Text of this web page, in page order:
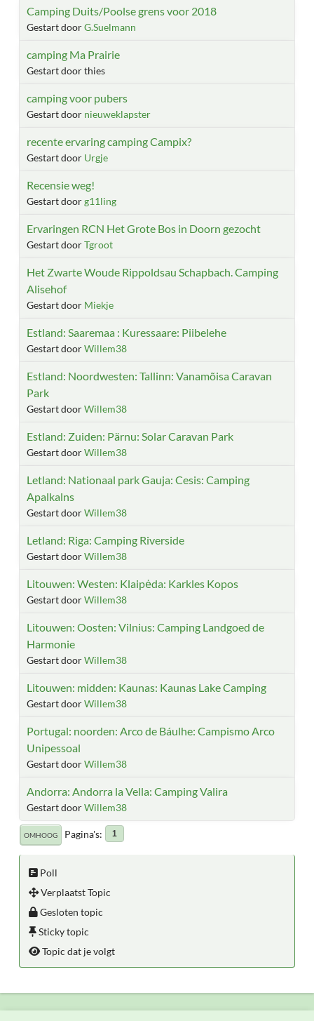
Camping Duits/Poolse grens voor 2018
Gestart doorG.Suelmann
camping Ma Prairie
Gestart door thies
camping voor pubers
Gestart door nieuweklapster
recente ervaring camping Campix?
Gestart door Urgje
Recensie weg!
Gestart doorg11ling
Ervaringen RCN Het Grote Bos in Doorn gezocht
Gestart doorTgroot
Het Zwarte Woude Rippoldsau Schapbach. Camping
Alisehof
Gestart door Miekje
Estland: Saaremaa : Kuressaare: Piibelehe
Gestart doorWillem38
Estland: Noordwesten: Tallinn: Vanamõisa Caravan
Park
Gestart doorWillem38
Estland: Zuiden: Pärnu: Solar Caravan Park
Gestart doorWillem38
Letland: Nationaal park Gauja: Cesis: Camping
Apalkalns
Gestart doorWillem38
Letland: Riga: Camping Riverside
Gestart doorWillem38
Litouwen: Westen: Klaipėda: Karkles Kopos
Gestart doorWillem38
Litouwen: Oosten: Vilnius: Camping Landgoed de
Harmonie
Gestart doorWillem38
Litouwen: midden: Kaunas: Kaunas Lake Camping
Gestart doorWillem38
Portugal: noorden: Arco de Báulhe: Campismo Arco
Unipessoal
Gestart doorWillem38
Andorra: Andorra la Vella: Camping Valira
Gestart doorWillem38
OMHOOG Pagina's 1
Poll
Verplaatst Topic
Gesloten topic
Sticky topic
Topic dat je volgt